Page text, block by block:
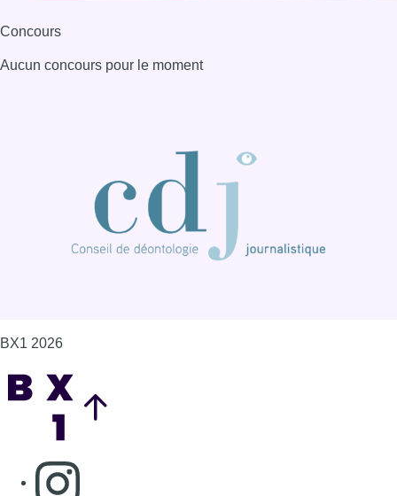
Concours
Aucun concours pour le moment
BX1 2026
Consulter page Instagram